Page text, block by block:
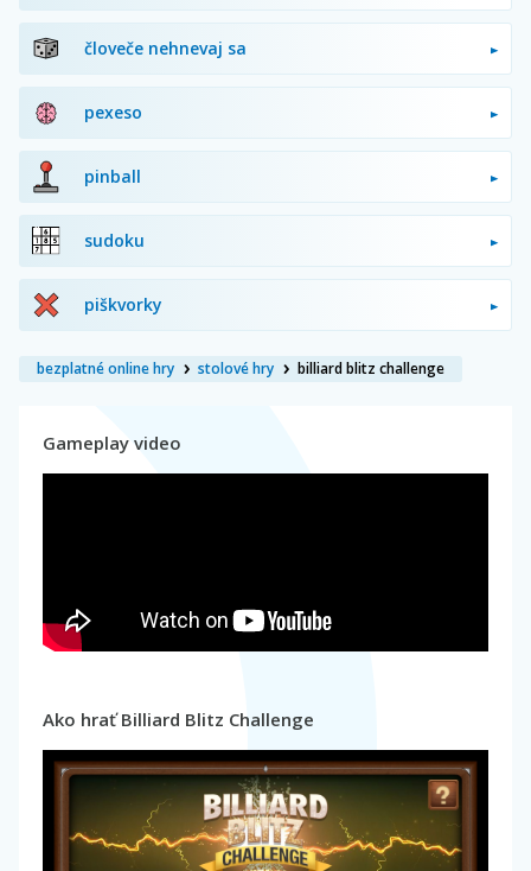
človeče nehnevaj sa
pexeso
pinball
sudoku
piškvorky
bezplatné online hry stolové hry billiard blitz challenge
Gameplay video
Ako hrať Billiard Blitz Challenge